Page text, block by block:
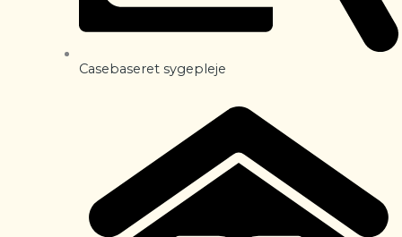
Casebaseret sygepleje